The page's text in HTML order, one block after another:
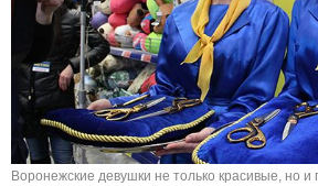
Воронежские девушки не только красивые, но и